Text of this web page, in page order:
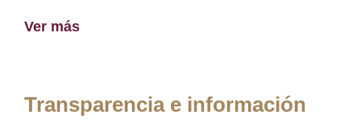
Ver más
Transparencia e información